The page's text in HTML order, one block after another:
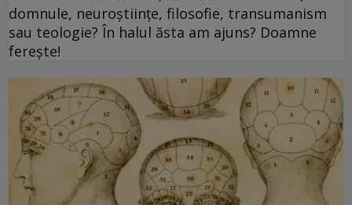
domnule, neuroștiințe, filosofie, transumanism
sau teologie? În halul ăsta am ajuns? Doamne
ferește!